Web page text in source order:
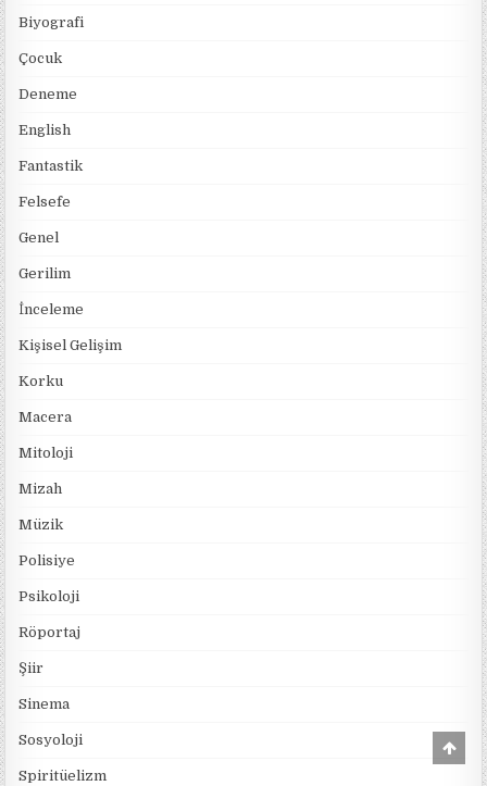
Biyografi
Çocuk
Deneme
English
Fantastik
Felsefe
Genel
Gerilim
İnceleme
Kişisel Gelişim
Korku
Macera
Mitoloji
Mizah
Müzik
Polisiye
Psikoloji
Röportaj
Şiir
Sinema
Sosyoloji
Spiritüelizm
to
Top